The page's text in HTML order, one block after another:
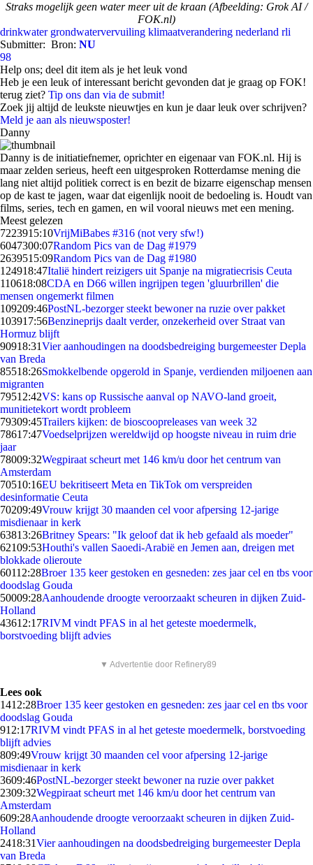
Straks mogelijk geen water meer uit de kraan (Afbeelding: Grok AI /
FOK.nl)
drinkwater grondwatervervuiling klimaatverandering nederland rli
Submitter: Bron: NU
98
Help ons; deel dit item als je het leuk vond
Heb je een leuk of interessant bericht gevonden dat je graag op FOK!
terug ziet? Tip ons dan via de submit!
Zoek jij altijd de leukste nieuwtjes en kun je daar leuk over schrijven?
Meld je aan als nieuwsposter!
Danny
Danny is de initiatiefnemer, oprichter en eigenaar van FOK.nl. Hij is
maar zelden serieus, heeft een uitgesproken Rotterdamse mening die
lang niet altijd politiek correct is en bezit de bizarre eigenschap mensen
op de kast te jagen, waar dat eigenlijk nooit de bedoeling is. Houdt van
films, series, tech en gamen, en wil vooral nieuws met een mening.
Meest gelezen
7223915:10VrijMiBabes #316 (not very sfw!)
6047300:07Random Pics van de Dag #1979
2639515:09Random Pics van de Dag #1980
124918:47Italië hindert reizigers uit Spanje na migratiecrisis Ceuta
110618:08CDA en D66 willen ingrijpen tegen 'gluurbrillen' die
mensen ongemerkt filmen
109209:46PostNL-bezorger steekt bewoner na ruzie over pakket
103917:56Benzineprijs daalt verder, onzekerheid over Straat van
Hormuz blijft
90918:31Vier aanhoudingen na doodsbedreiging burgemeester Depla
van Breda
85518:26Smokkelbende opgerold in Spanje, verdienden miljoenen aan
migranten
79512:42VS: kans op Russische aanval op NAVO-land groeit,
munitietekort wordt probleem
79309:45Trailers kijken: de bioscoopreleases van week 32
78617:47Voedselprijzen wereldwijd op hoogste niveau in ruim drie
jaar
78009:32Wegpiraat scheurt met 146 km/u door het centrum van
Amsterdam
70510:16EU bekritiseert Meta en TikTok om verspreiden
desinformatie Ceuta
70209:49Vrouw krijgt 30 maanden cel voor afpersing 12-jarige
misdienaar in kerk
63813:26Britney Spears: "Ik geloof dat ik heb gefaald als moeder"
62109:53Houthi's vallen Saoedi-Arabië en Jemen aan, dreigen met
blokkade olieroute
60112:28Broer 135 keer gestoken en gesneden: zes jaar cel en tbs voor
doodslag Gouda
50009:28Aanhoudende droogte veroorzaakt scheuren in dijken Zuid-
Holland
43612:17RIVM vindt PFAS in al het geteste moedermelk,
borstvoeding blijft advies
▼ Advertentie door Refinery89
Lees ook
1412:28Broer 135 keer gestoken en gesneden: zes jaar cel en tbs voor
doodslag Gouda
912:17RIVM vindt PFAS in al het geteste moedermelk, borstvoeding
blijft advies
809:49Vrouw krijgt 30 maanden cel voor afpersing 12-jarige
misdienaar in kerk
3609:46PostNL-bezorger steekt bewoner na ruzie over pakket
2309:32Wegpiraat scheurt met 146 km/u door het centrum van
Amsterdam
609:28Aanhoudende droogte veroorzaakt scheuren in dijken Zuid-
Holland
2418:31Vier aanhoudingen na doodsbedreiging burgemeester Depla
van Breda